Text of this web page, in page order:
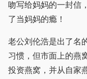
吻写给妈妈的一封信
了当妈妈的瘾！
老公刘伦浩是出了名
习惯，但市面上的燕
投资燕窝，并从自家